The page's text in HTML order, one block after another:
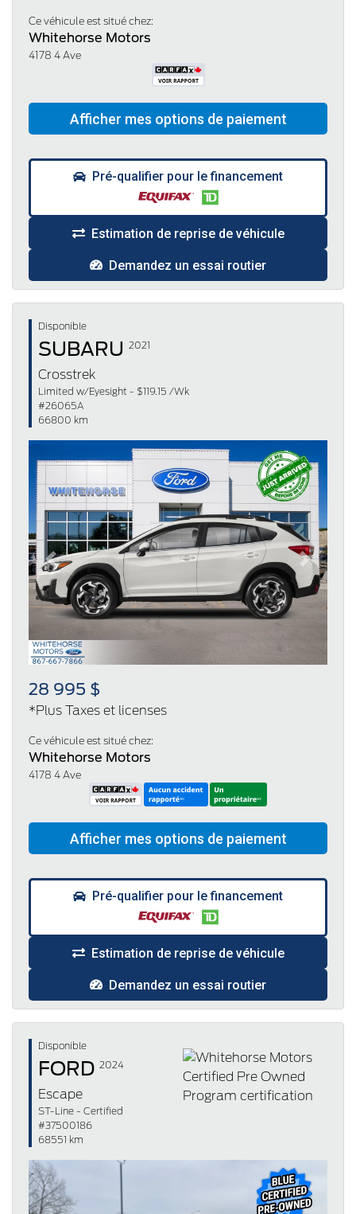
Ce véhicule est situé chez:
Whitehorse Motors
4178 4 Ave
Pré-qualifier pour le financement
Estimation de reprise de véhicule
Demandez un essai routier
Disponible
SUBARU 2021
Crosstrek
Limited w/Eyesight - $119.15 /Wk
#26065A
66800 km
Previous Next
28 995 $
*Plus Taxes et licenses
Ce véhicule est situé chez:
Whitehorse Motors
4178 4 Ave
Pré-qualifier pour le financement
Estimation de reprise de véhicule
Demandez un essai routier
Disponible
FORD 2024
Escape
ST-Line - Certified
#37500186
68551 km